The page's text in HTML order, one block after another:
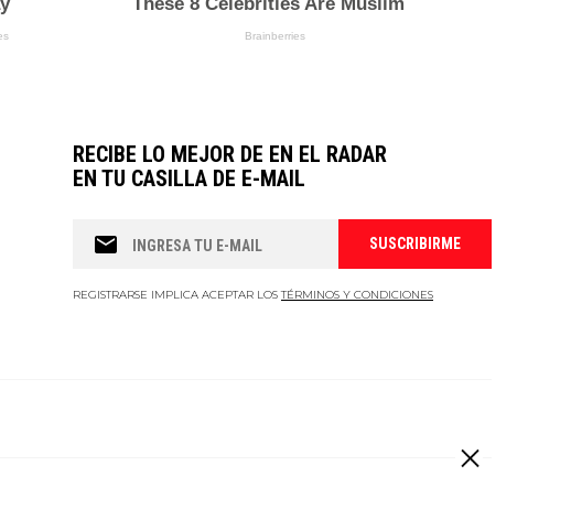
RECIBE LO MEJOR DE EN EL RADAR
EN TU CASILLA DE E-MAIL
REGISTRARSE IMPLICA ACEPTAR LOS TÉRMINOS Y CONDICIONES